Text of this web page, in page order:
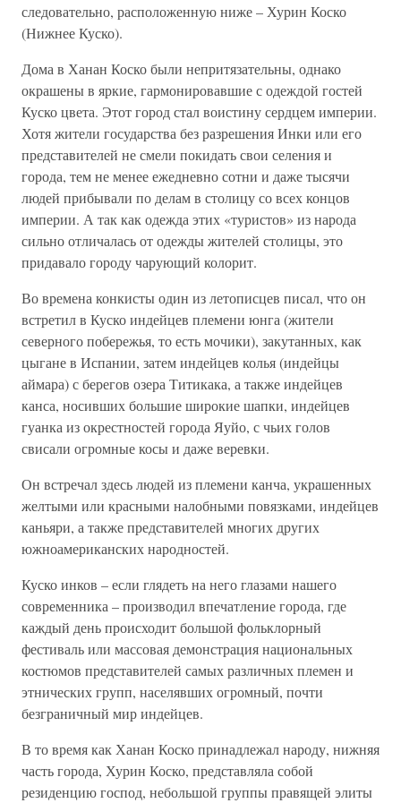
следовательно, расположенную ниже – Хурин Коско
(Нижнее Куско).
Дома в Ханан Коско были непритязательны, однако
окрашены в яркие, гармонировавшие с одеждой гостей
Куско цвета. Этот город стал воистину сердцем империи.
Хотя жители государства без разрешения Инки или его
представителей не смели покидать свои селения и
города, тем не менее ежедневно сотни и даже тысячи
людей прибывали по делам в столицу со всех концов
империи. А так как одежда этих «туристов» из народа
сильно отличалась от одежды жителей столицы, это
придавало городу чарующий колорит.
Во времена конкисты один из летописцев писал, что он
встретил в Куско индейцев племени юнга (жители
северного побережья, то есть мочики), закутанных, как
цыгане в Испании, затем индейцев колья (индейцы
аймара) с берегов озера Титикака, а также индейцев
канса, носивших большие широкие шапки, индейцев
гуанка из окрестностей города Яуйо, с чьих голов
свисали огромные косы и даже веревки.
Он встречал здесь людей из племени канча, украшенных
желтыми или красными налобными повязками, индейцев
каньяри, а также представителей многих других
южноамериканских народностей.
Куско инков – если глядеть на него глазами нашего
современника – производил впечатление города, где
каждый день происходит большой фольклорный
фестиваль или массовая демонстрация национальных
костюмов представителей самых различных племен и
этнических групп, населявших огромный, почти
безграничный мир индейцев.
В то время как Ханан Коско принадлежал народу, нижняя
часть города, Хурин Коско, представляла собой
резиденцию господ, небольшой группы правящей элиты